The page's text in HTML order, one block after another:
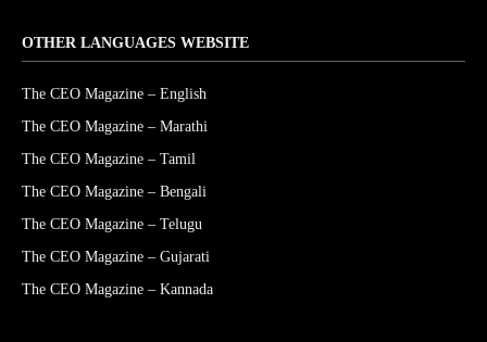
OTHER LANGUAGES WEBSITE
The CEO Magazine – English
The CEO Magazine – Marathi
The CEO Magazine – Tamil
The CEO Magazine – Bengali
The CEO Magazine – Telugu
The CEO Magazine – Gujarati
The CEO Magazine – Kannada